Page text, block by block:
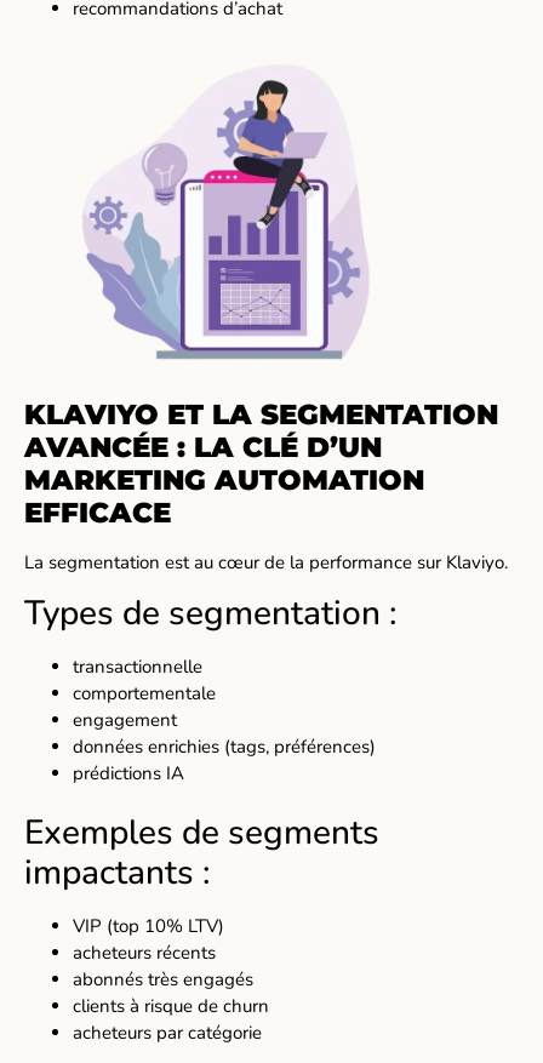
recommandations d’achat
KLAVIYO ET LA SEGMENTATION
AVANCÉE : LA CLÉ D’UN
MARKETING AUTOMATION
EFFICACE
La segmentation est au cœur de la performance sur Klaviyo.
Types de segmentation :
transactionnelle
comportementale
engagement
données enrichies (tags, préférences)
prédictions IA
Exemples de segments
impactants :
VIP (top 10% LTV)
acheteurs récents
abonnés très engagés
clients à risque de churn
acheteurs par catégorie